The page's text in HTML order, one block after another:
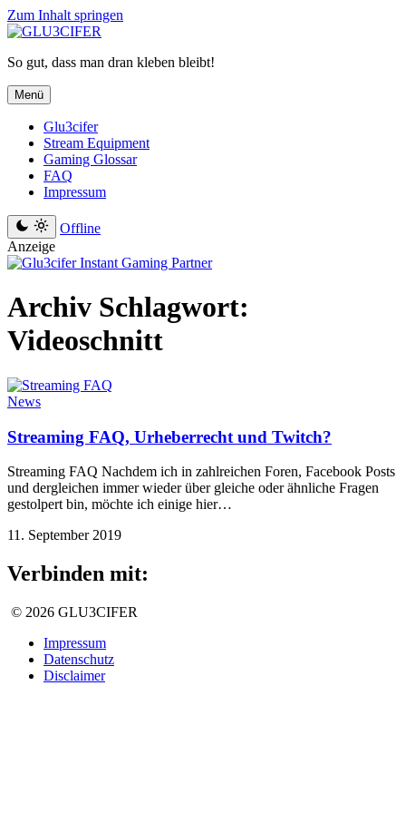
Zum Inhalt springen
So gut, dass man dran kleben bleibt!
Menü
Glu3cifer
Stream Equipment
Gaming Glossar
FAQ
Impressum
Offline
Anzeige
Archiv Schlagwort:
Videoschnitt
News
Streaming FAQ, Urheberrecht und Twitch?
Streaming FAQ Nachdem ich in zahlreichen Foren, Facebook Posts
und dergleichen immer wieder über gleiche oder ähnliche Fragen
gestolpert bin, möchte ich einige hier…
11. September 2019
Verbinden mit:
© 2026 GLU3CIFER
Impressum
Datenschutz
Disclaimer